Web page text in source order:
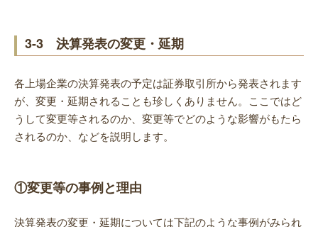
3-3 決算発表の変更・延期
各上場企業の決算発表の予定は証券取引所から発表されます
が、変更・延期されることも珍しくありません。ここではど
うして変更等されるのか、変更等でどのような影響がもたら
されるのか、などを説明します。
①変更等の事例と理由
決算発表の変更・延期については下記のような事例がみられ